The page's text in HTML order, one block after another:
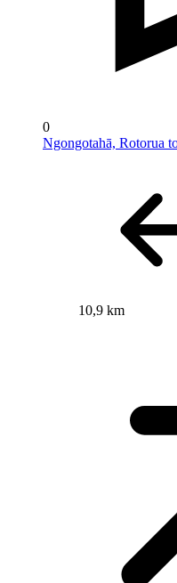
0
Ngongotahā, Rotorua
10,9 km